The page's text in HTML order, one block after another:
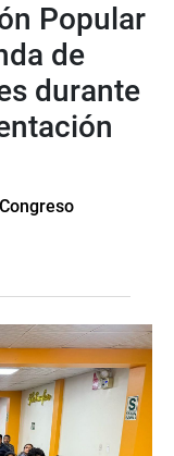
Popular
de
durante